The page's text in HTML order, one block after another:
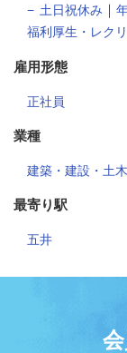
土日祝休み ｜
福利厚生・レク
雇用形態
正社員
業種
建築・建設・土
最寄り駅
五井